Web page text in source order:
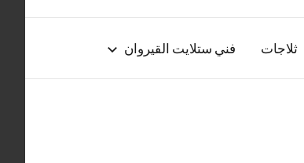
ثلاجات فني ستلايت القيروان